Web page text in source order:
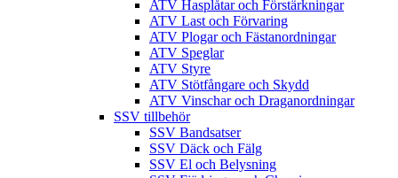
ATV Hasplåtar och Förstärkningar
ATV Last och Förvaring
ATV Plogar och Fästanordningar
ATV Speglar
ATV Styre
ATV Stötfångare och Skydd
ATV Vinschar och Draganordningar
SSV tillbehör
SSV Bandsatser
SSV Däck och Fälg
SSV El och Belysning